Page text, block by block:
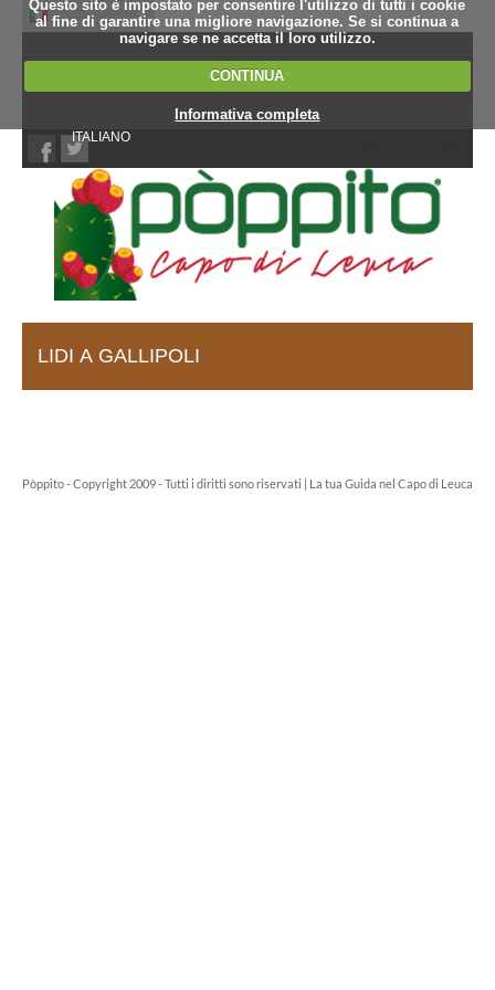
Questo sito è impostato per consentire l'utilizzo di tutti i cookie
al fine di garantire una migliore navigazione. Se si continua a
navigare se ne accetta il loro utilizzo.
CONTINUA
Informativa completa
ITALIANO
LIDI A GALLIPOLI
Pòppito - Copyright 2009 - Tutti i diritti sono riservati | La tua Guida nel Capo di Leuca